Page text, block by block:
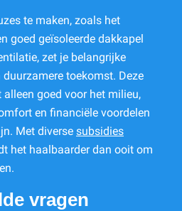
te maken, zoals het
goed geïsoleerde dakkapel
zet je belangrijke
toekomst. Deze
goed voor het milieu,
en financiële voordelen
Met diverse subsidies
het haalbaarder dan ooit om
vragen